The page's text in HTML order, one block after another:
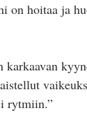
on hoitaa ja
rytmiin.”